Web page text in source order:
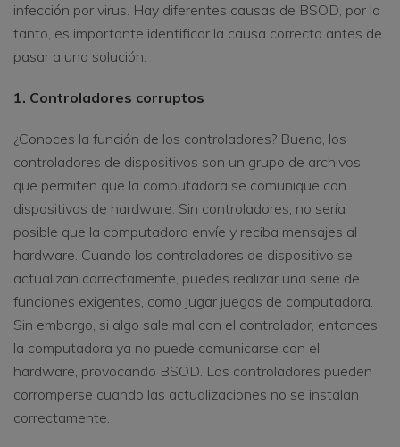
infección por virus. Hay diferentes causas de BSOD, por lo
tanto, es importante identificar la causa correcta antes de
pasar a una solución.
1. Controladores corruptos
¿Conoces la función de los controladores? Bueno, los
controladores de dispositivos son un grupo de archivos
que permiten que la computadora se comunique con
dispositivos de hardware. Sin controladores, no sería
posible que la computadora envíe y reciba mensajes al
hardware. Cuando los controladores de dispositivo se
actualizan correctamente, puedes realizar una serie de
funciones exigentes, como jugar juegos de computadora.
Sin embargo, si algo sale mal con el controlador, entonces
la computadora ya no puede comunicarse con el
hardware, provocando BSOD. Los controladores pueden
corromperse cuando las actualizaciones no se instalan
correctamente.